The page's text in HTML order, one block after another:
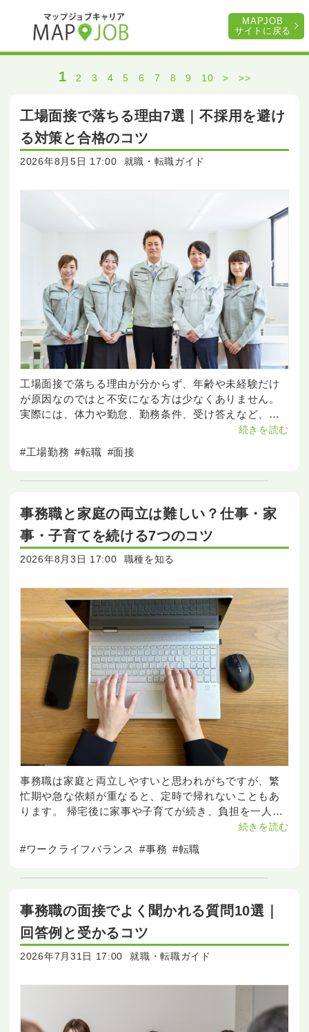
MAPJOB
サイトに戻る
1 2 3 4 5 6 7 8 9 10 > >>
工場面接で落ちる理由7選｜不採用を避け
る対策と合格のコツ
2026年8月5日 17:00 就職・転職ガイド
工場面接で落ちる理由が分からず、年齢や未経験だけ
が原因なのではと不安になる方は少なくありません。
実際には、体力や勤怠、勤務条件、受け答えなど、複
つながりやすいポイントと、次の面接に向けた準備や
回答のコ
#工場勤務 #転職 #面接
続きを読む
事務職と家庭の両立は難しい？仕事・家
事・子育てを続ける7つのコツ
2026年8月3日 17:00 職種を知る
事務職は家庭と両立しやすいと思われがちですが、繁
忙期や急な依頼が重なると、定時で帰れないこともあ
ります。 帰宅後に家事や子育てが続き、負担を一人で
立のコツを知るには、仕事と家庭の両方を仕組みから
見直すこ
#ワークライフバランス #事務 #転職
続きを読む
事務職の面接でよく聞かれる質問10選｜
回答例と受かるコツ
2026年7月31日 17:00 就職・転職ガイド